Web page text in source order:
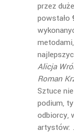
przez
powstało
Alicja
Roman
Sztuce
podium,
odbiorcy,
artystów: